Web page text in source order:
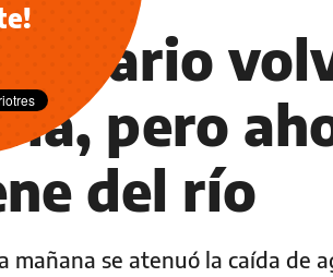
Rosario
pero
del río
mañana se atenuó la caída de